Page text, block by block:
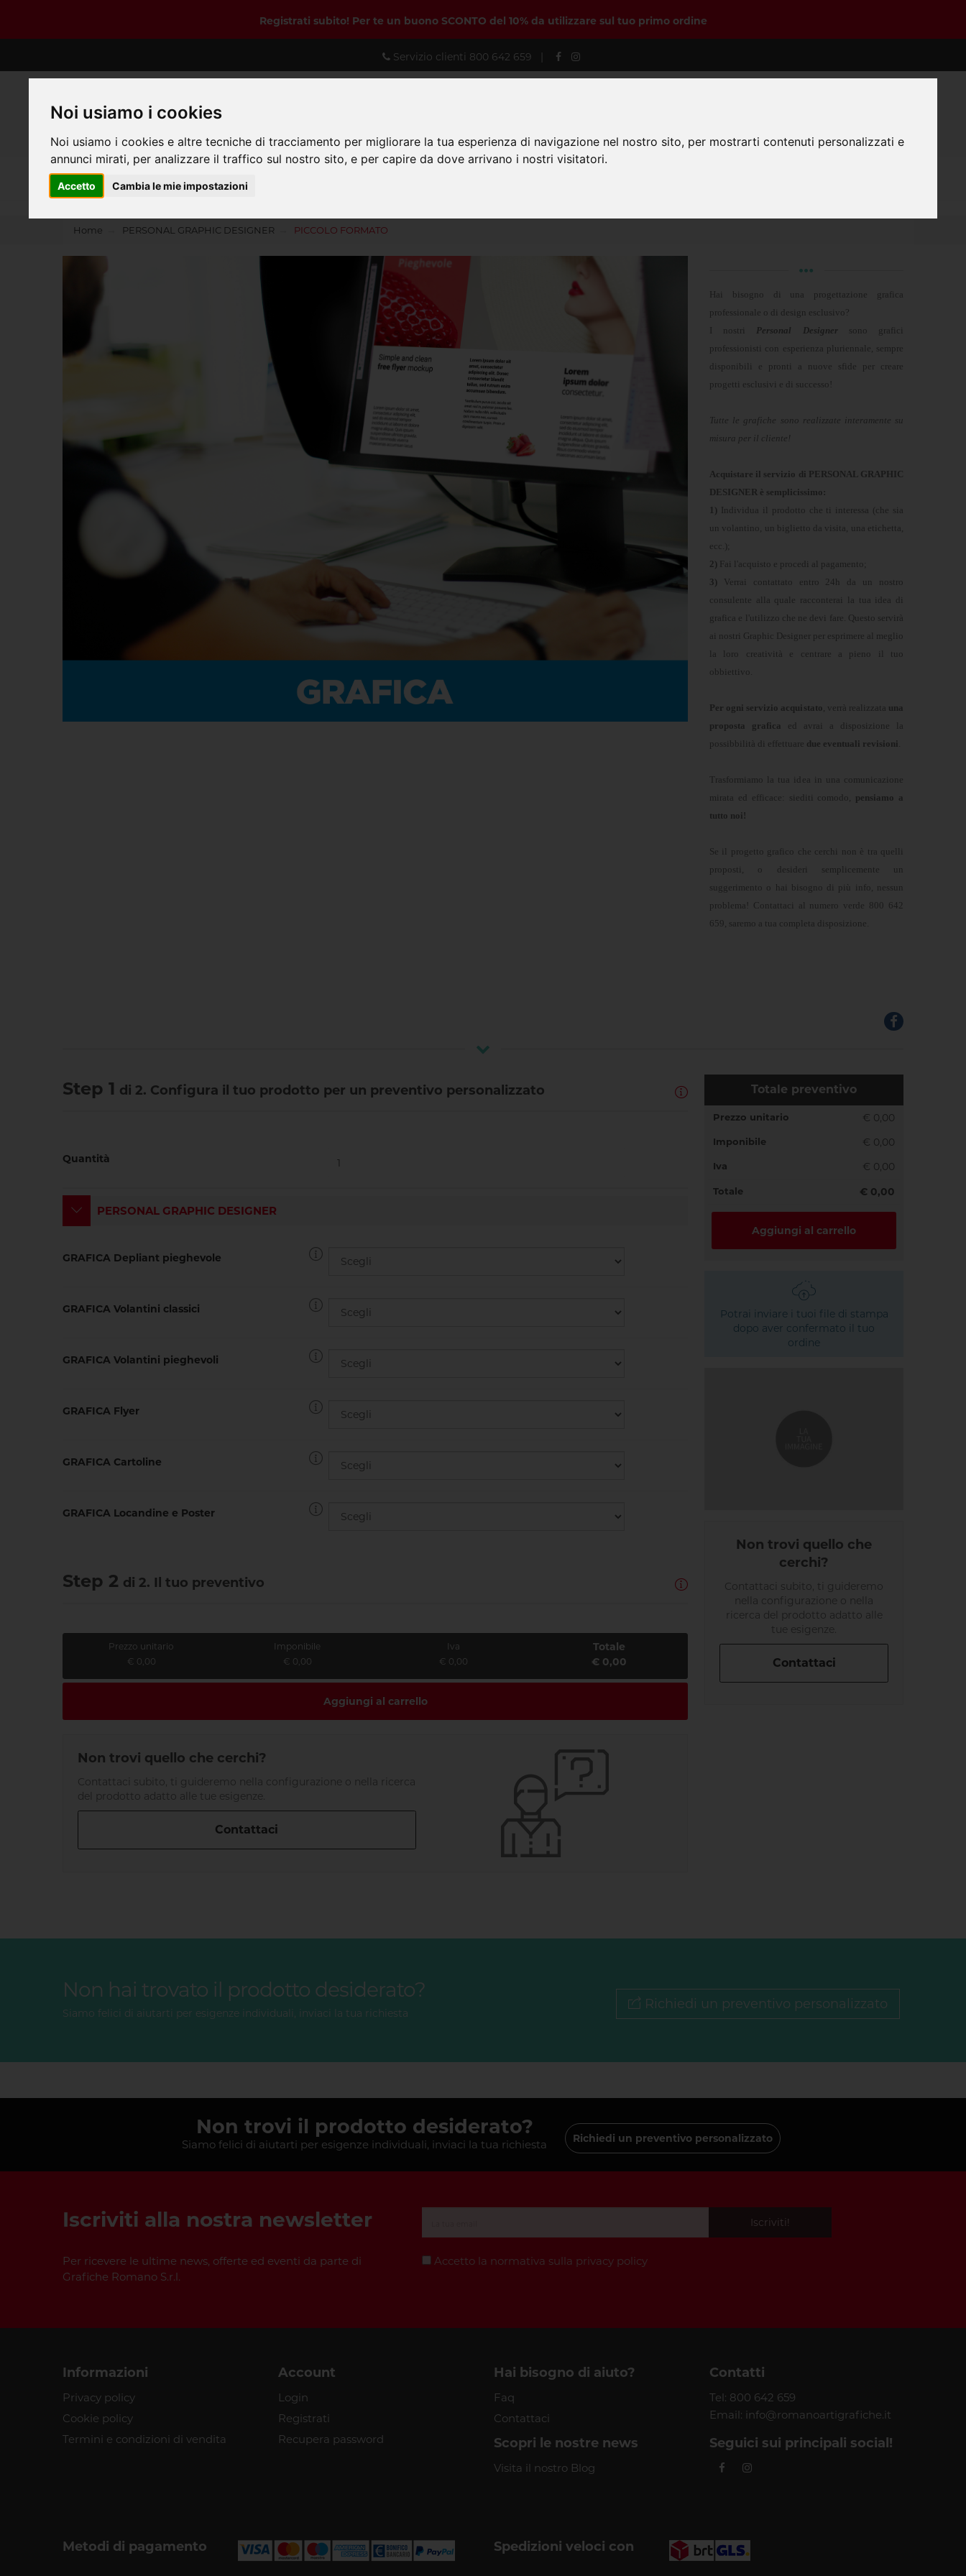
Noi usiamo i cookies
Noi usiamo i cookies e altre tecniche di tracciamento per migliorare la tua esperienza di navigazione nel nostro sito, per mostrarti contenuti personalizzati e
annunci mirati, per analizzare il traffico sul nostro sito, e per capire da dove arrivano i nostri visitatori.
Accetto Cambia le mie impostazioni
Registrati subito! Per te un buono SCONTO del 10% da utilizzare sul tuo primo ordine
Servizio clienti 800 642 659
Home
Home PERSONAL GRAPHIC DESIGNER PICCOLO FORMATO
Hai bisogno di una progettazione grafica
professionale o di design esclusivo?
I nostri Personal Designersono grafici
professionisti con esperienza pluriennale, sempre
disponibili e pronti a nuove sfide per creare
progetti esclusivi e di successo!
Tutte le grafiche sono realizzate interamente su
misura per il cliente!
Acquistare il servizio di PERSONAL GRAPHIC
DESIGNER è semplicissimo:
1) Individua il prodotto che ti interessa (che sia
un volantino, un biglietto da visita, una etichetta,
ecc.);
2) Fai l'acquisto e procedi al pagamento;
3) Verrai contattato entro 24h da un nostro
consulente alla quale racconterai la tua idea di
grafica e l'utilizzo che ne devi fare. Questo servirà
ai nostri Graphic Designer per esprimere al meglio
la loro creatività e centrare a pieno il tuo
obbiettivo.
Per ogni servizio acquistato, verrà realizzata una
proposta grafica ed avrai a disposizione la
possibbilità di effettuare due eventuali revisioni
Trasformiamo la tua idea in una comunicazione
mirata ed efficace: siediti comodo, pensiamo a
tutto noi!
Se il progetto grafico che cerchi non è tra quelli
proposti, o desideri semplicemente un
suggerimento o hai bisogno di più info, nessun
problema! Contattaci al numero verde 800 642
659, saremo a tua completa disposizione.
Step 1 di 2. Configura il tuo prodotto per un preventivo personalizzato
Quantità
PERSONAL GRAPHIC DESIGNER
GRAFICA Depliant pieghevole
GRAFICA Volantini classici
GRAFICA Volantini pieghevoli
GRAFICA Flyer
GRAFICA Cartoline
GRAFICA Locandine e Poster
Step 2 di 2. Il tuo preventivo
Prezzo unitario
€ 0,00
Imponibile
€ 0,00
Iva
€ 0,00
Totale
€ 0,00
Aggiungi al carrello
Non trovi quello che cerchi?
Contattaci subito, ti guideremo nella configurazione o nella ricerca
del prodotto adatto alle tue esigenze.
Contattaci
Totale preventivo
Prezzo unitario € 0,00
Imponibile € 0,00
Iva € 0,00
Totale € 0,00
Aggiungi al carrello
Potrai inviare i tuoi file di stampa
dopo aver confermato il tuo
ordine
Non trovi quello che
cerchi?
Contattaci subito, ti guideremo
nella configurazione o nella
ricerca del prodotto adatto alle
tue esigenze.
Contattaci
Non hai trovato il prodotto desiderato?
Siamo felici di aiutarti per esigenze individuali, inviaci la tua richiesta
Richiedi un preventivo personalizzato
Non trovi il prodotto desiderato?
Siamo felici di aiutarti per esigenze individuali, inviaci la tua richiesta Richiedi un preventivo personalizzato
Iscriviti alla nostra newsletter
Per ricevere le ultime news, offerte ed eventi da parte di
Grafiche Romano S.r.l.
Iscriviti!
Accetto la normativa sulla privacy policy
Informazioni
Privacy policy
Cookie policy
Termini e condizioni di vendita
Account
Login
Registrati
Recupera password
Hai bisogno di aiuto?
Faq
Contattaci
Scopri le nostre news
Visita il nostro Blog
Contatti
Tel: 800 642 659
Email: info@romanoartigrafiche.it
Seguici sui principali social!
Metodi di pagamento Spedizioni veloci con